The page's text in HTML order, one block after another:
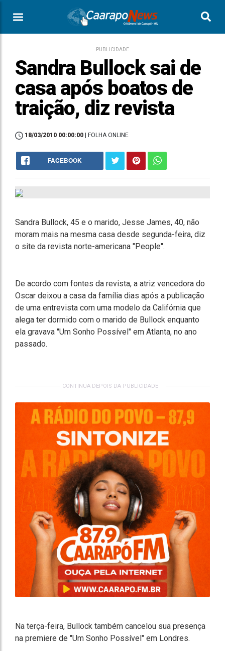
PUBLICIDADE
Sandra Bullock sai de
casa após boatos de
traição, diz revista
18/03/2010 00:00:00 | FOLHA ONLINE
FACEBOOK
Sandra Bullock, 45 e o marido, Jesse James, 40, não
moram mais na mesma casa desde segunda-feira, diz
o site da revista norte-americana "People".
De acordo com fontes da revista, a atriz vencedora do
Oscar deixou a casa da família dias após a publicação
de uma entrevista com uma modelo da Califórnia que
alega ter dormido com o marido de Bullock enquanto
ela gravava "Um Sonho Possível" em Atlanta, no ano
passado.
CONTINUA DEPOIS DA PUBLICIDADE
Na terça-feira, Bullock também cancelou sua presença
na premiere de "Um Sonho Possível" em Londres.